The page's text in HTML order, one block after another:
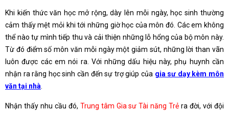
Khi kiến thức văn học mở rộng, dày lên mỗi ngày, học sinh thường
cảm thấy mệt mỏi khi tới những giờ học của môn đó. Các em không
thể nào tự mình tiếp thu và cải thiện những lỗ hổng của bộ môn này.
Từ đó điểm số môn văn mỗi ngày một giảm sút, những lời than vãn
luôn được các em nói ra. Với những dấu hiệu này, phụ huynh cần
nhận ra rằng học sinh cần đến sự trợ giúp của gia sư dạy kèm môn
văn tại nhà
Nhận thấy nhu cầu đó, Trung tâm Gia sư Tài năng Trẻ ra đời, với đội